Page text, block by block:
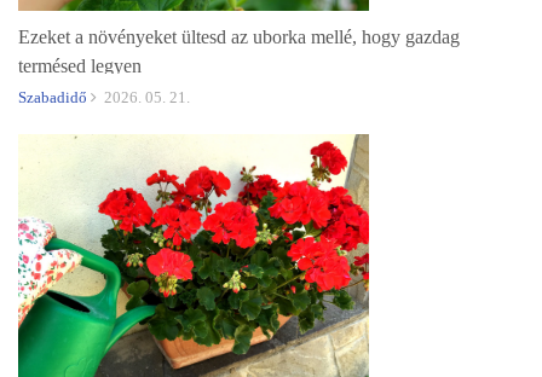
Ezeket a növényeket ültesd az uborka mellé, hogy gazdag
termésed legyen
Szabadidő 2026. 05. 21.